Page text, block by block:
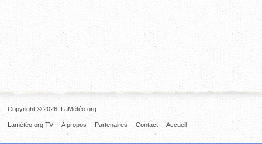
Copyright © 2026. LaMétéo.org
Accueil
Contact
Partenaires
A propos
Lamétéo.org TV